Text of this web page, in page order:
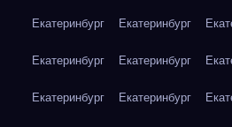
Екатеринбург Екатеринбург
Екатеринбург Екатеринбург
Екатеринбург Екатеринбург